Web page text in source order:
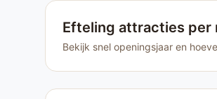
Efteling attracties per
Bekijk snel openingsjaar en